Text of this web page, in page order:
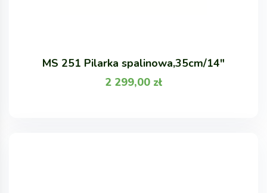
MS 251 Pilarka spalinowa,35cm/14"
2 299,00 zł